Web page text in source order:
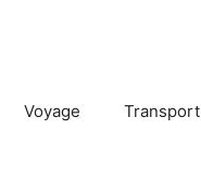
Voyage Transport